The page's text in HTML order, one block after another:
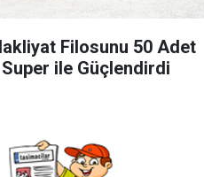
Filosunu 50 Adet
ile Güçlendirdi